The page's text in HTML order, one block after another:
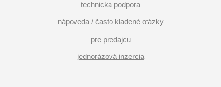
technická podpora
nápoveda / často kladené otázky
pre predajcu
jednorázová inzercia